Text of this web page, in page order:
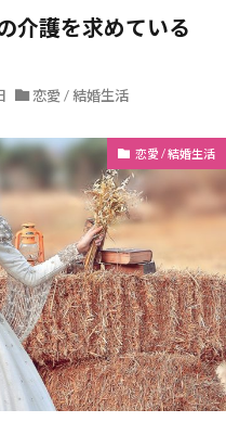
介護を求めている
恋愛 / 結婚生活
恋愛 / 結婚生活